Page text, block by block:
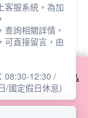
之詳情，及若您不希
請參閱本網站「
隱私
意本公司得按本網站使
客服系統。為加
詢相關詳情，
可直接留言，由
08:30-12:30 /
/國定假日休息)